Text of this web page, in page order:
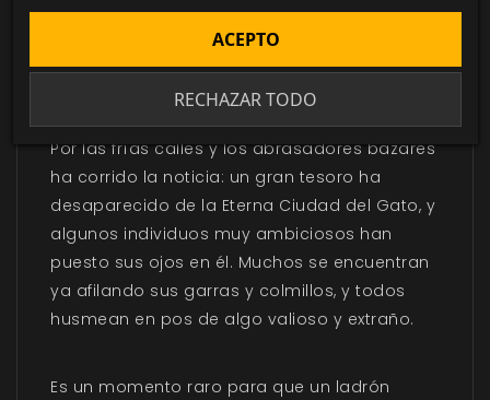
DESCRIPCIÓN ▼
Por las frías calles y los abrasadores bazares
ha corrido la noticia: un gran tesoro ha
desaparecido de la Eterna Ciudad del Gato, y
algunos individuos muy ambiciosos han
puesto sus ojos en él. Muchos se encuentran
ya afilando sus garras y colmillos, y todos
husmean en pos de algo valioso y extraño.
Es un momento raro para que un ladrón
RECHAZAR TODO
ACEPTO